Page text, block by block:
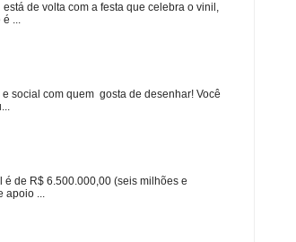
de volta com a festa que celebra o vinil,
é ...
social com quem gosta de desenhar! Você
de R$ 6.500.000,00 (seis milhões e
...